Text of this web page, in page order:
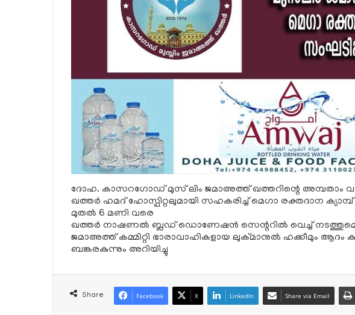
ദോഹ. കാസറഗോഡ് മുസ് ലിം ജമാഅത്ത് ഖത്തറിന്റെ അമ്പതാം
ഖത്തര്‍ ഹമദ് ഹോസ്പിറ്റലുമായി സഹകരിച്ച് മെഗാ രക്തദാന ക്യാമ്പ്
മുതല്‍ 6 മണി വരെ
ഖത്തര്‍ നാഷണല്‍ ബ്ലഡ് ഡൊണേഷന്‍ സെന്ററില്‍ വെച്ച്
ജമാഅത്ത് കമ്മിറ്റി ഭാരാവാഹികളായ ലുക്മാനുല്‍ ഹക്കീമും ആദം
ബങ്കരകുന്നും അറിയിച്ചു
Share Facebook X LinkedIn Share via Email